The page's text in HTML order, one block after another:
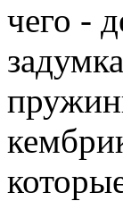
чего -